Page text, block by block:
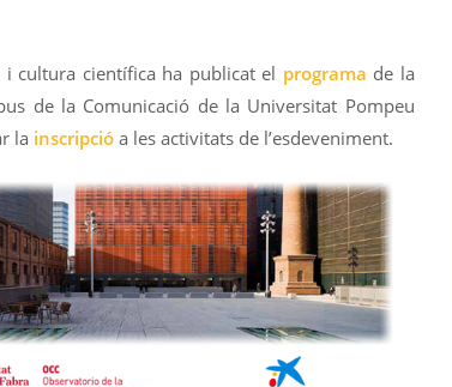
i cultura científica ha publicat el programa de la
de la Comunicació de la Universitat Pompeu
la inscripció a les activitats de l’esdeveniment.